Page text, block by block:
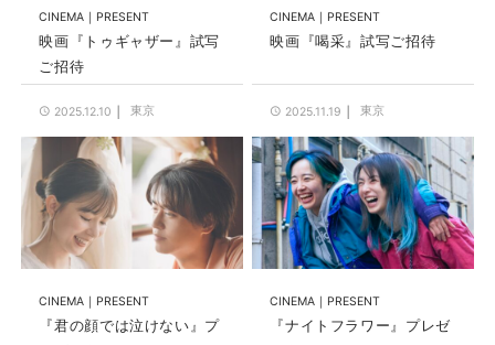
CINEMA PRESENT
映画『トゥギャザー』試写
ご招待
2025.12.10 東京
CINEMA PRESENT
映画『喝采』試写ご招待
2025.11.19 東京
CINEMA PRESENT
『君の顔では泣けない』プ
CINEMA PRESENT
『ナイトフラワー』プレゼ